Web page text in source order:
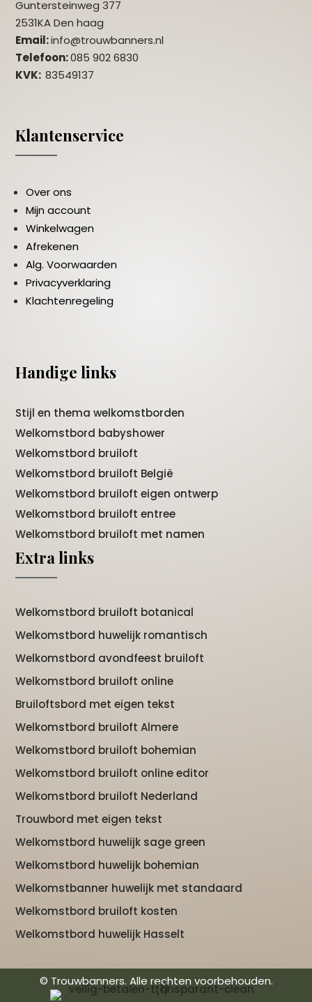
Guntersteinweg 377
2531KA Den haag
Email:info@trouwbanners.nl
Telefoon:085 902 6830
KVK:83549137
Klantenservice
Over ons
Mijn account
Winkelwagen
Afrekenen
Alg. Voorwaarden
Privacyverklaring
Klachtenregeling
Handige links
Stijl en thema welkomstborden
Welkomstbord babyshower
Welkomstbord bruiloft
Welkomstbord bruiloft België
Welkomstbord bruiloft eigen ontwerp
Welkomstbord bruiloft entree
Welkomstbord bruiloft met namen
Extra links
Welkomstbord bruiloft botanical
Welkomstbord huwelijk romantisch
Welkomstbord avondfeest bruiloft
Welkomstbord bruiloft online
Bruiloftsbord met eigen tekst
Welkomstbord bruiloft Almere
Welkomstbord bruiloft bohemian
Welkomstbord bruiloft online editor
Welkomstbord bruiloft Nederland
Trouwbord met eigen tekst
Welkomstbord huwelijk sage green
Welkomstbord huwelijk bohemian
Welkomstbanner huwelijk met standaard
Welkomstbord bruiloft kosten
Welkomstbord huwelijk Hasselt
© Trouwbanners. Alle rechten voorbehouden.